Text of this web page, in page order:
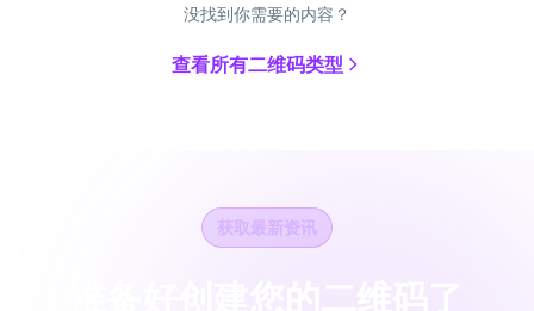
没找到你需要的内容？
查看所有二维码类型
获取最新资讯